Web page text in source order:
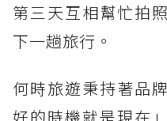
第三天互相幫忙拍
下一趟旅行。
何時旅遊秉持著品